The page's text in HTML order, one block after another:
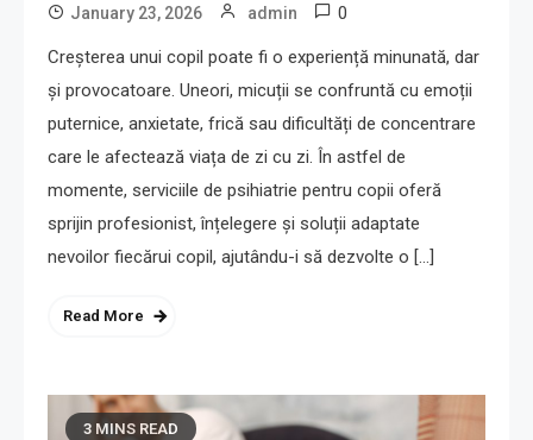
January 23, 2026 admin 0
Creșterea unui copil poate fi o experiență minunată, dar
și provocatoare. Uneori, micuții se confruntă cu emoții
puternice, anxietate, frică sau dificultăți de concentrare
care le afectează viața de zi cu zi. În astfel de
momente, serviciile de psihiatrie pentru copii oferă
sprijin profesionist, înțelegere și soluții adaptate
nevoilor fiecărui copil, ajutându-i să dezvolte o […]
Read More
3 MINS READ